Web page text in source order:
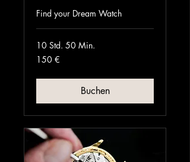
Find your Dream Watch
10 Std. 50 Min.
150
Euro
150 €
Buchen